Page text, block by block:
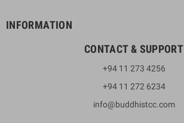
INFORMATION
CONTACT & SUPPORT
+94 11 273 4256
+94 11 272 6234
info@buddhistcc.com